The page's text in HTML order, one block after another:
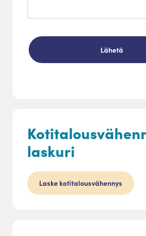
laskuri
Laske kotitalousvähennys